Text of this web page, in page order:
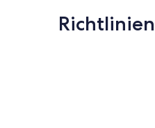
Richtlinien